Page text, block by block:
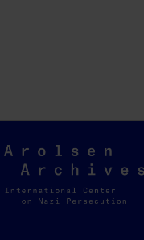
Arolsen
Archives